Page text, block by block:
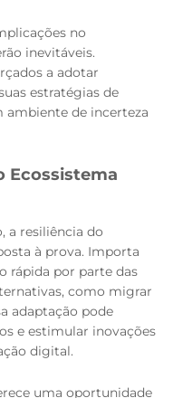
no
inevitáveis.
a adotar
estratégias de
ambiente de incerteza
Ecossistema
a resiliência do
à prova. Importa
rápida por parte das
como migrar
adaptação pode
e estimular inovações
digital.
uma oportunidade